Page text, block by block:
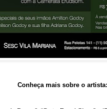
Conheça mais sobre o artista: